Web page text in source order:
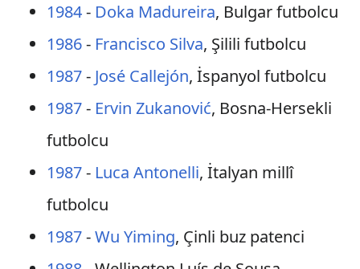
1984- Doka Madureira, Bulgar futbolcu
1986- Francisco Silva, Şilili futbolcu
1987- José Callejón, İspanyol futbolcu
1987- Ervin Zukanović, Bosna-Hersekli
futbolcu
1987- Luca Antonelli, İtalyan millî
futbolcu
1987-Wu Yiming, Çinli buz patenci